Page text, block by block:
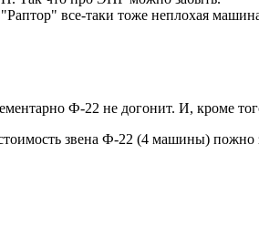
все-таки тоже неплохая
Ф-22 не догонит. И, кроме
звена Ф-22 (4 машины) пожно